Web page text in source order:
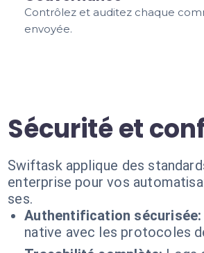
Contrôlez et auditez chaque
envoyée.
Sécurité et
Swiftask applique des
enterprise pour vos
ses.
Authentification sécurisée:
native avec les protocoles